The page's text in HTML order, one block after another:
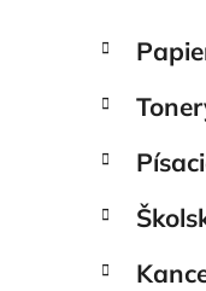
kategórie
K
a
e
ó
i